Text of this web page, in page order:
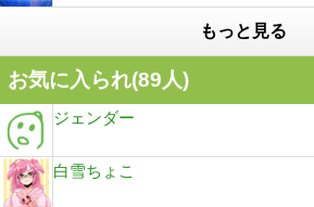
もっと見る
お気に入られ(89人)
ジェンダー
白雪ちょこ